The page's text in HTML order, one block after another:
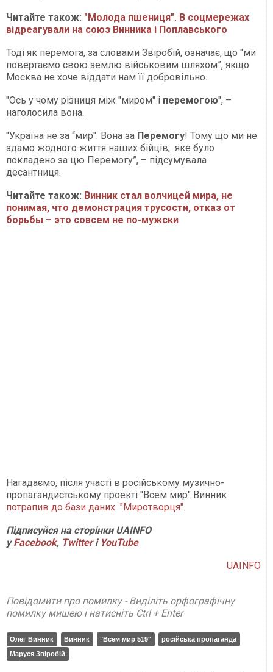
Читайте також: "Молода пшениця". В соцмережах
відреагували на союз Винника і Поплавського
Тоді як перемога, за словами Звіробій, означає, що "ми
повертаємо свою землю військовим шляхом”, якщо
Москва не хоче віддати нам її добровільно.
"Ось у чому різниця між "миром" і перемогою", –
наголосила вона.
"Україна не за “мир". Вона за Перемогу! Тому що ми не
здамо жодного життя наших бійців, яке було
покладено за цю Перемогу”, – підсумувала
десантниця.
Читайте також: Винник стал волчицей мира, не
понимая, что демонстрация трусости, отказ от
борьбы – это совсем не по-мужски
Нагадаємо, після участі в російському музично-
пропагандистському проекті "Всем мир" Винник
потрапив до бази даних "Миротворця".
Підписуйся на сторінки UAINFO
уFacebook, Twitter і YouTube
UAINFO
Повідомити про помилку - Виділіть орфографічну
помилку мишею і натисніть Ctrl + Enter
Олег Винник Винник "Всем мир 519"
російська пропаганда
Маруся Звіробій